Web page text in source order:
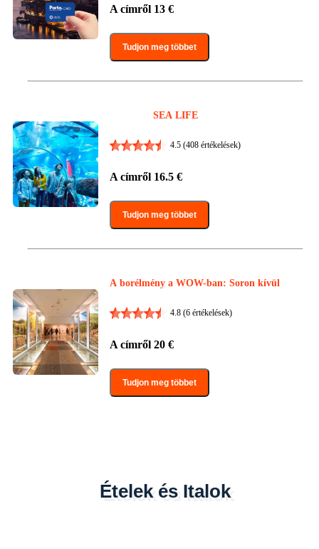
A címről 13 €
Tudjon meg többet
SEA LIFE
4.5 (408 értékelések)
A címről 16.5 €
Tudjon meg többet
A borélmény a WOW-ban: Soron kívül
4.8 (6 értékelések)
A címről 20 €
Tudjon meg többet
Ételek és Italok